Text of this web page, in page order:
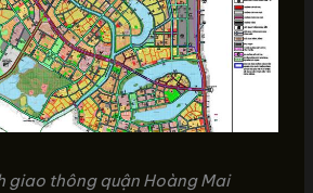
giao thông quận Hoàng Mai